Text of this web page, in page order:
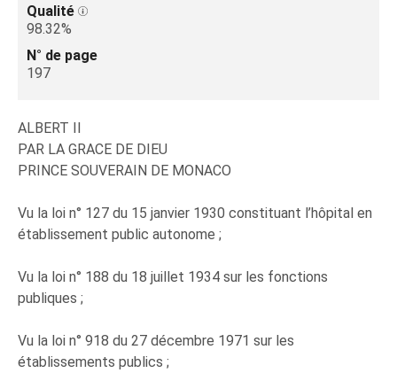
Qualité
98.32%
N° de page
197
ALBERT II
PAR LA GRACE DE DIEU
PRINCE SOUVERAIN DE MONACO
Vu la loi n° 127 du 15 janvier 1930 constituant l’hôpital en
établissement public autonome ;
Vu la loi n° 188 du 18 juillet 1934 sur les fonctions
publiques ;
Vu la loi n° 918 du 27 décembre 1971 sur les
établissements publics ;